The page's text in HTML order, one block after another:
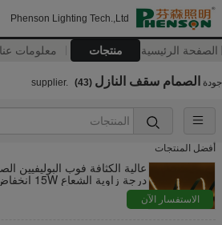
Phenson Lighting Tech.,Ltd
الصفحة الرئيسية منتجات معلومات عنا
جودة الصمام سقف النازل (43)
أفضل المنتجات
درجة زاوية الشعاع 15W انخفاض ضوء الاضمحلال
الاستفسار الآن